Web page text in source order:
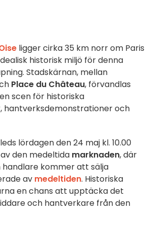
ligger cirka 35 km norr om Paris
historisk miljö för denna
Stadskärnan, mellan
Place du Château, förvandlas
scen för historiska
hantverksdemonstrationer och
lördagen den 24 maj kl. 10.00
den medeltida marknaden, där
kommer att sälja
av medeltiden. Historiska
en chans att upptäcka det
och hantverkare från den